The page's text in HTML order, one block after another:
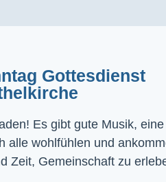
Gottesdienst
Es gibt gute Musik,
alle wohlfühlen und
Zeit, Gemeinschaft zu